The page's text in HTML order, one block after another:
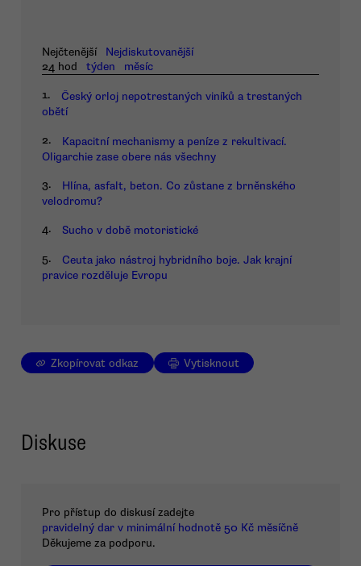
Nejčtenější
Nejdiskutovanější
24 hod
týden měsíc
1.
Český orloj nepotrestaných viníků a trestaných
obětí
2.
Kapacitní mechanismy a peníze z rekultivací.
Oligarchie zase obere nás všechny
3.
Hlína, asfalt, beton. Co zůstane z brněnského
velodromu?
4. Sucho v době motoristické
5.
Ceuta jako nástroj hybridního boje. Jak krajní
pravice rozděluje Evropu
Zkopírovat odkaz Vytisknout
Diskuse
Pro přístup do diskusí zadejte
pravidelný dar v minimální hodnotě 50 Kč měsíčně
Děkujeme za podporu.